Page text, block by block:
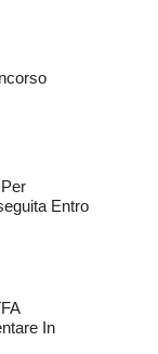
Entro
In